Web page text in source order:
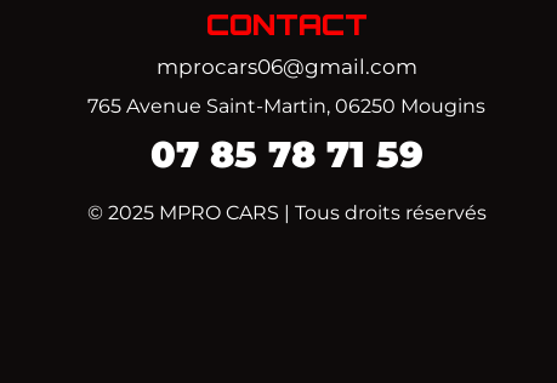
CONTACT
mprocars06@gmail.com
765 Avenue Saint-Martin, 06250 Mougins
0785 78 71 59‬
© 2025 MPRO CARS | Tous droits réservés